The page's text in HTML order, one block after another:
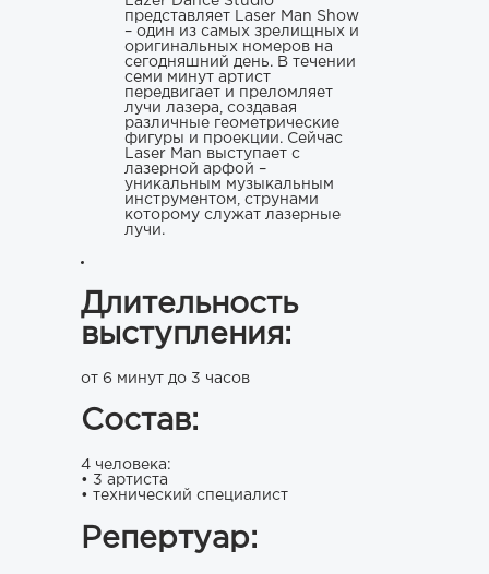
представляет Laser Man Show
– один из самых зрелищных и
оригинальных номеров на
сегодняшний день. В течении
семи минут артист
передвигает и преломляет
лучи лазера, создавая
различные геометрические
фигуры и проекции. Сейчас
Laser Man выступает с
лазерной арфой –
уникальным музыкальным
инструментом, струнами
которому служат лазерные
лучи.
Длительность
выступления:
от 6 минут до 3 часов
Состав:
4 человека:
• 3 артиста
• технический специалист
Репертуар: